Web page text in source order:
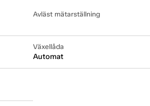
Avläst mätarställning
Växellåda
Automat